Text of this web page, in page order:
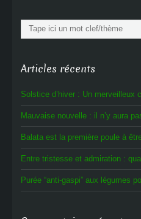
Rechercher
Articles récents
Solstice d’hiver : Un merveilleux
Mauvaise nouvelle : il n’y aura
Balata est la première poule à
Entre tristesse et admiration :
Purée “anti-gaspi” aux légumes